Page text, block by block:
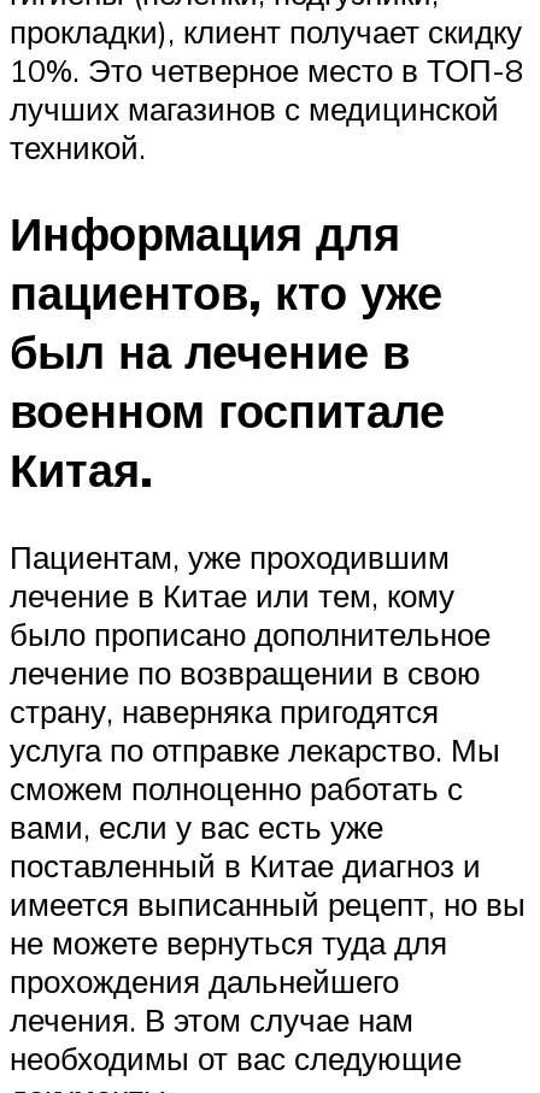
прокладки), клиент получает скидку
10%. Это четверное место в ТОП-8
лучших магазинов с медицинской
техникой.
Информация для
пациентов, кто уже
был на лечение в
военном госпитале
Китая.
Пациентам, уже проходившим
лечение в Китае или тем, кому
было прописано дополнительное
лечение по возвращении в свою
страну, наверняка пригодятся
услуга по отправке лекарство. Мы
сможем полноценно работать с
вами, если у вас есть уже
поставленный в Китае диагноз и
имеется выписанный рецепт, но вы
не можете вернуться туда для
прохождения дальнейшего
лечения. В этом случае нам
необходимы от вас следующие